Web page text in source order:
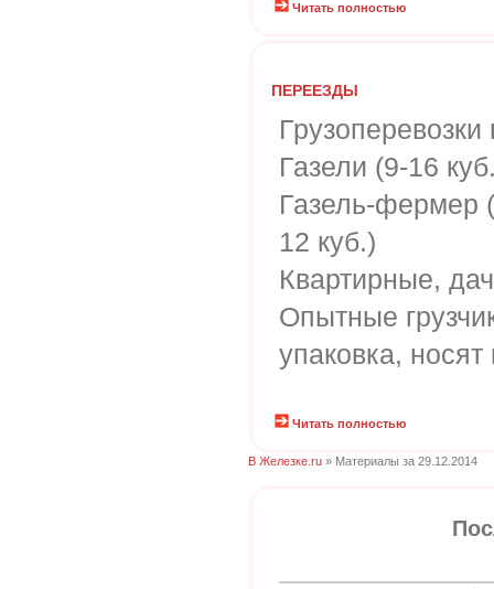
Читать полностью
ПЕРЕЕЗДЫ
Газели (9-16
Газель-фермер
12 куб.)
Квартирные,
Опытные
упаковка,
Читать полностью
В Железке.ru » Материалы за 29.12.2014